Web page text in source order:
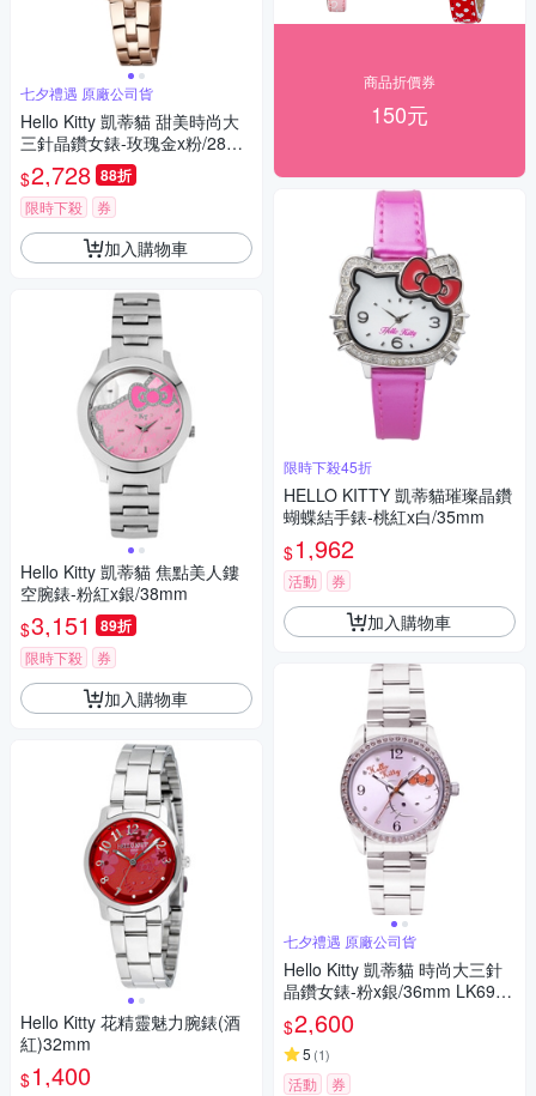
七夕禮遇 原廠公司貨
Hello Kitty 凱蒂貓 甜美時尚大
三針晶鑽女錶-玫瑰金x粉/28m
m LK707LRPS 七夕寵愛季 送
禮推薦
$2,728 88折
限時下殺 券
加入購物車
Hello Kitty 凱蒂貓 焦點美人鏤
空腕錶-粉紅x銀/38mm
$3,151 89折
限時下殺 券
加入購物車
Hello Kitty 花精靈魅力腕錶(酒
紅)32mm
$1,400
商品折價券
150元
限時下殺45折
HELLO KITTY 凱蒂貓璀璨晶鑽
蝴蝶結手錶-桃紅x白/35mm
$1,962
活動 券
加入購物車
七夕禮遇 原廠公司貨
Hello Kitty 凱蒂貓 時尚大三針
晶鑽女錶-粉x銀/36mm LK691L
WPA-S 七夕寵愛季 送禮推薦
$2,600
5 (1)
活動 券